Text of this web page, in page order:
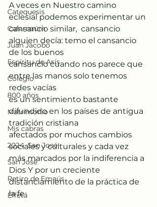
Catequesis
Cafarnaúm
Juan Jacobo
Espíritu de Asís
Colegio
800 años
Matrimonio
Mis cabras
2024, San José
San José
Retiro de Emaús
Effetá
A veces en Nuestro camino
eclesial podemos experimentar un
cansancio similar,  cansancio
alguien decía: temo el cansancio
de los buenos
cansancio cuando nos parece que
entre las manos solo tenemos
redes vacías
es un sentimiento bastante
difundido en los países de antigua
tradición cristiana
afectados por muchos cambios
sociales y culturales y cada vez
más marcados por la indiferencia a
Dios Y por un creciente
distanciamiento de la práctica de
la fe